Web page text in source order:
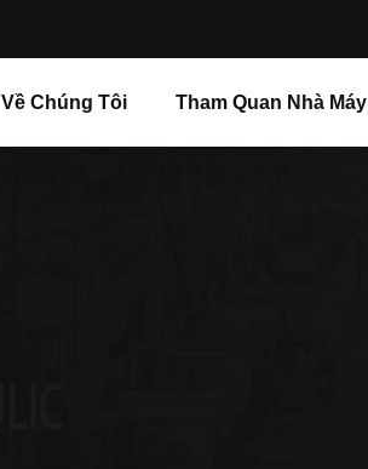
Về Chúng Tôi Tham Quan Nhà Máy